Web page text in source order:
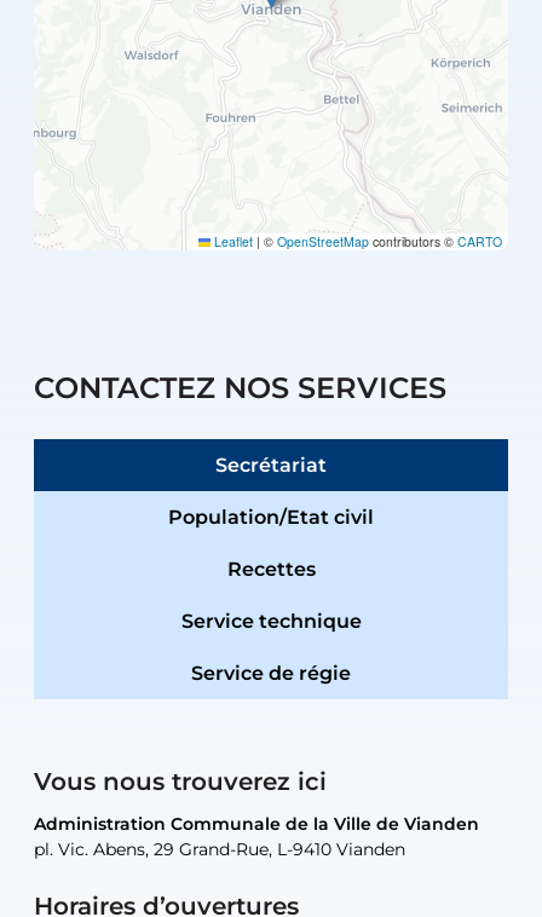
Leaflet | © OpenStreetMap contributors © CARTO
CONTACTEZ NOS SERVICES
Secrétariat
Population/Etat civil
Recettes
Service technique
Service de régie
Vous nous trouverez ici
Administration Communale de la Ville de Vianden
pl. Vic. Abens, 29 Grand-Rue, L-9410 Vianden
Horaires d’ouvertures
Administration Communale de la Ville de Vianden
pl. Vic. Abens, 29 Grand-Rue, L-9410 Vianden
Administration Communale de la Ville de Vianden
pl. Vic. Abens, 29 Grand-Rue, L-9410 Vianden
Administration Communale de la Ville de Vianden
pl. Vic. Abens, 29 Grand-Rue, L-9410 Vianden
Atelier Communal de la Ville de Vianden
30, rue Neugarten, L-9422 Vianden